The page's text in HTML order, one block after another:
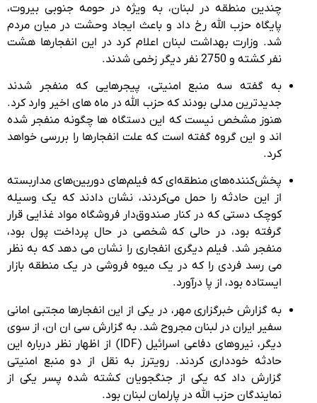
چندین منطقه در لبنان، به ویژه در حومه جنوبی بیروت،
پایگاه حزب الله رخ داد و باعث ایجاد وحشت در میان مردم
شد. وزارت بهداشت لبنان اعلام کرد در این انفجارها هشت
نفر کشته و 2750 نفر دیگر زخمی شدند.
به گفته سه منبع امنیتی، پیجرهایی که منفجر شدند
جدیدترین مدلی بودند که حزب الله در ماه های اخیر وارد کرد.
هنوز مشخص نیست که این دستگاه ها چگونه منفجر شده
اند و این گروه گفته است که علت انفجارها را بررسی خواهد
کرد.
پخش‌کننده‌های منطقه‌ای که فیلم‌های دوربین‌های مداربسته
از این حادثه را حمل می‌کردند، نشان دادند که یک وسیله
کوچک دستی که در کنار صندوق‌دار فروشگاه مواد غذایی قرار
گرفته بود، در حالی که شخصی در حال پرداخت پول بود،
منفجر شد. فیلم دیگری انفجاری را نشان می دهد که به نظر
می رسد فردی را که در یک میوه فروشی در یک منطقه بازار
ایستاده بود، از پا درآورد.
به گزارش خبرگزاری مهر، در یکی از این انفجارها مجتبی امانی
سفیر ایران در لبنان مجروح شد. به گزارش سی ان ان، از سوی
دیگر، نیروهای دفاعی اسرائیل (IDF) از اظهار نظر درباره این
حادثه خودداری کردند. رویترز به نقل از دو منبع امنیتی
گزارش داد که یکی از جنگجویان کشته شده پسر یکی از
نمایندگان حزب الله در پارلمان لبنان بود.